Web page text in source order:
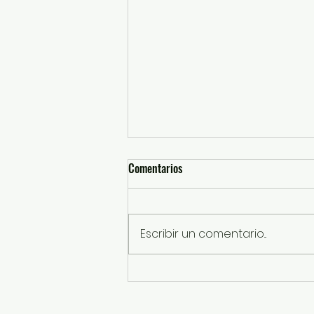
Caravanas Itinerantes han
Comentarios
Escribir un comentario...